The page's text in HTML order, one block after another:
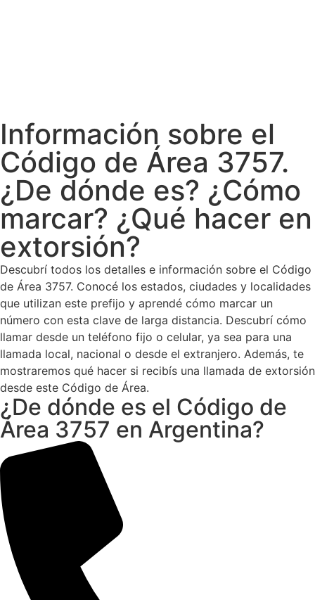
Información sobre el
Código de Área 3757.
¿De dónde es? ¿Cómo
marcar? ¿Qué hacer en
extorsión?
Descubrí todos los detalles e información sobre el Código
de Área 3757. Conocé los estados, ciudades y localidades
que utilizan este prefijo y aprendé cómo marcar un
número con esta clave de larga distancia. Descubrí cómo
llamar desde un teléfono fijo o celular, ya sea para una
llamada local, nacional o desde el extranjero. Además, te
mostraremos qué hacer si recibís una llamada de extorsión
desde este Código de Área.
¿De dónde es el Código de
Área 3757 en Argentina?